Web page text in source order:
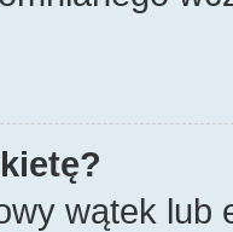
wątek lub